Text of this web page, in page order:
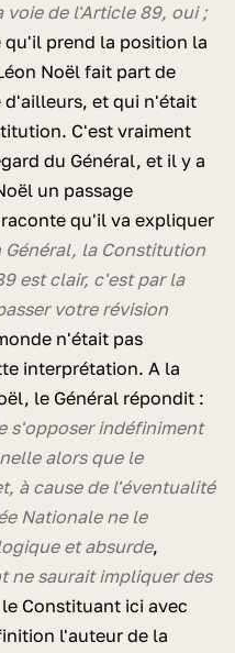
voie de l'Article 89, oui ;
qu'il prend la position la
Noël fait part de
d'ailleurs, et qui n'était
C'est vraiment
du Général, et il y a
un passage
qu'il va expliquer
Général, la Constitution
est clair, c'est par la
votre révision
n'était pas
interprétation. A la
le Général répondit :
s'opposer indéfiniment
alors que le
à cause de l'éventualité
Nationale ne le
et absurde,
ne saurait impliquer des
Constituant ici avec
l'auteur de la